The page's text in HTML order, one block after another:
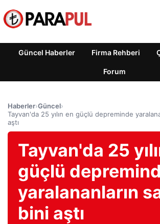
Güncel Haberler Firma Rehberi
Forum
Haberler›Güncel›
Tayvan'da 25 yılın en güçlü depreminde
aştı
Tayvan'da 25
güçlü
yaralananların
bini aştı